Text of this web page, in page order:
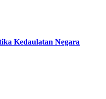
Kedaulatan Negara